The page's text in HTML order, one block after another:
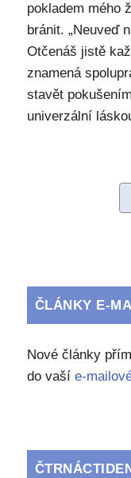
pokladem mého
bránit. „Neuveď
Otčenáš jistě
znamená
stavět
univerzální
ČLÁNKY E-
Nové články
do vaší e-